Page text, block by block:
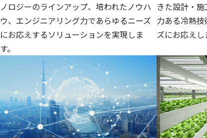
ノロジーのラインアップ、培われたノウハ
ウ、エンジニアリング力であらゆるニーズ
にお応えするソリューションを実現しま
す。
きた設計・
力ある冷熱
ズにお応えし